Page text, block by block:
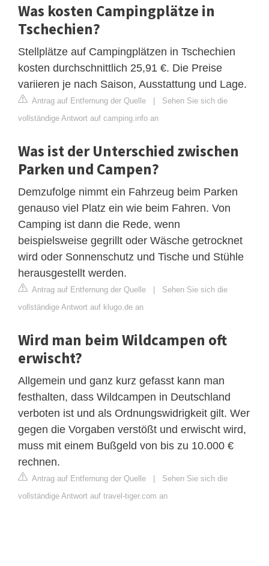
Was kosten Campingplätze in
Tschechien?
Stellplätze auf Campingplätzen in Tschechien
kosten durchschnittlich 25,91 €. Die Preise
variieren je nach Saison, Ausstattung und Lage.
Antrag auf Entfernung der Quelle | Sehen Sie sich die
vollständige Antwort auf camping.info an
Was ist der Unterschied zwischen
Parken und Campen?
Demzufolge nimmt ein Fahrzeug beim Parken
genauso viel Platz ein wie beim Fahren. Von
Camping ist dann die Rede, wenn
beispielsweise gegrillt oder Wäsche getrocknet
wird oder Sonnenschutz und Tische und Stühle
herausgestellt werden.
Antrag auf Entfernung der Quelle | Sehen Sie sich die
vollständige Antwort auf klugo.de an
Wird man beim Wildcampen oft
erwischt?
Allgemein und ganz kurz gefasst kann man
festhalten, dass Wildcampen in Deutschland
verboten ist und als Ordnungswidrigkeit gilt. Wer
gegen die Vorgaben verstößt und erwischt wird,
muss mit einem Bußgeld von bis zu 10.000 €
rechnen.
Antrag auf Entfernung der Quelle | Sehen Sie sich die
vollständige Antwort auf travel-tiger.com an